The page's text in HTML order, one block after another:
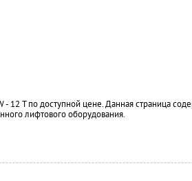
- 12 T по доступной цене. Данная страница
лифтового оборудования.